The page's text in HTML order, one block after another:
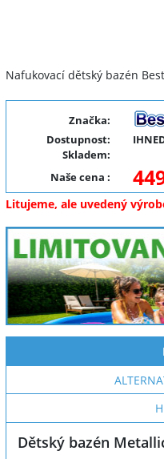
Nafukovací dětský bazén
Značka:
Dostupnost:
Skladem:
Naše cena :
Litujeme, ale uvedený
Dětský bazén